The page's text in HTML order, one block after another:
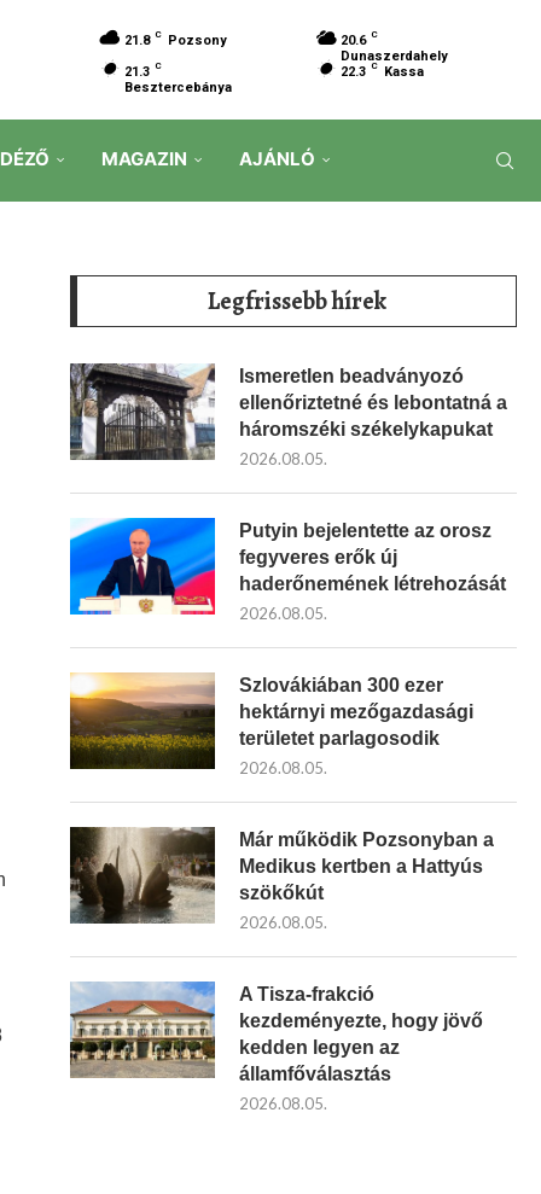
21.8 C Pozsony 20.6 C
Dunaszerdahely
21.3 C
Besztercebánya
22.3 C Kassa
MAGAZIN AJÁNLÓ
Legfrissebb hírek
Ismeretlen beadványozó
ellenőriztetné és lebontatná a
háromszéki székelykapukat
2026.08.05.
Putyin bejelentette az orosz
fegyveres erők új
haderőnemének létrehozását
2026.08.05.
Szlovákiában 300 ezer
hektárnyi mezőgazdasági
területet parlagosodik
2026.08.05.
Már működik Pozsonyban a
Medikus kertben a Hattyús
szökőkút
2026.08.05.
A Tisza-frakció
kezdeményezte, hogy jövő
kedden legyen az
államfőválasztás
2026.08.05.